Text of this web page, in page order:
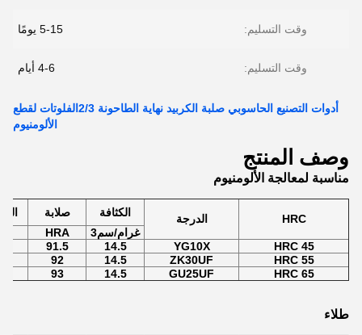
وقت التسليم: 5-15 يومًا
وقت التسليم: 4-6 أيام
أدوات التصنيع الحاسوبي صلبة الكربيد نهاية الطاحونة 2/3الفلوتات لقطع
الألومنيوم
وصف المنتج
مناسبة لمعالجة الألومنيوم
HRC الدرجة الكثافة صلابة
غرام/سم3
HRA
45 HRC
YG10X
14.5
91.5
55 HRC
ZK30UF
14.5
92
65 HRC
GU25UF
14.5
93
طلاء